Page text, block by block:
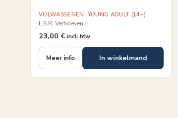
VOLWASSENEN, YOUNG ADULT (14+)
L.S.R. Verhoeven
23,00 € incl. btw
Meer info In winkelmand